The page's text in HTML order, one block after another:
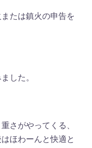
たは鎮火の申告を
した。
さがやってくる、
ほわーんと快適と